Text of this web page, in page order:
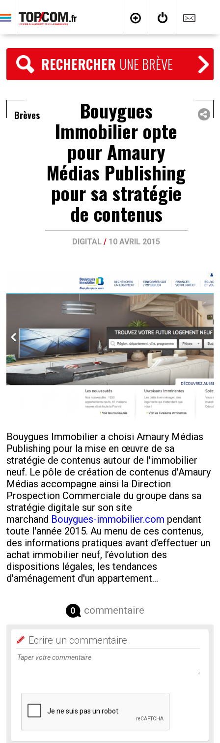
RECHERCHER UNE BRÈVE
Brèves Bouygues
Immobilier opte
pour Amaury
Médias Publishing
pour sa stratégie
de contenus
DIGITAL / 10 AVRIL 2015
Bouygues Immobilier a choisi Amaury Médias
Publishing pour la mise en œuvre de sa
stratégie de contenus autour de l'immobilier
neuf. Le pôle de création de contenus d'Amaury
Médias accompagne ainsi la Direction
Prospection Commerciale du groupe dans sa
stratégie digitale sur son site
marchand Bouygues-immobilier.com pendant
toute l'année 2015. Au menu de ces contenus,
des informations pratiques avant d'effectuer un
achat immobilier neuf, l’évolution des
dispositions légales, les tendances
d'aménagement d'un appartement…
0 commentaire
Ecrire un commentaire